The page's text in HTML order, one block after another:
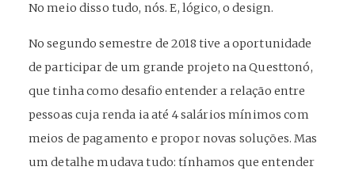
No meio disso tudo, nós. E, lógico, o design.
No segundo semestre de 2018 tive a oportunidade
de participar de um grande projeto na Questtonó,
que tinha como desafio entender a relação entre
pessoas cuja renda ia até 4 salários mínimos com
meios de pagamento e propor novas soluções. Mas
um detalhe mudava tudo: tínhamos que entender